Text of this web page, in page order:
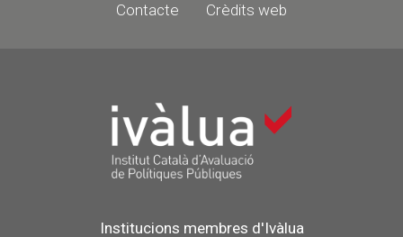
Contacte Crèdits web
Institucions membres d'Ivàlua